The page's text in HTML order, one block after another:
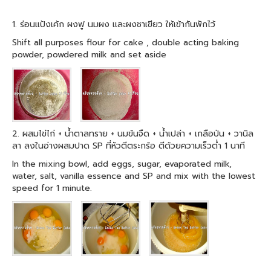
1. ร่อนแป้งเค้ก ผงฟู นมผง และผงชาเขียว ให้เข้ากันพักไว้
Shift all purposes flour for cake , double acting baking
powder, powdered milk and set aside
2. ผสมไข่ไก่ + น้ำตาลทราย + นมข้นจืด + น้ำเปล่า + เกลือป่น + วานิล
ลา ลงในอ่างผสมปาด SP ที่หัวตีตระกร้อ ตีด้วยความเร็วต่ำ 1 นาที
In the mixing bowl, add eggs, sugar, evaporated milk,
water, salt, vanilla essence and SP and mix with the lowest
speed for 1 minute.